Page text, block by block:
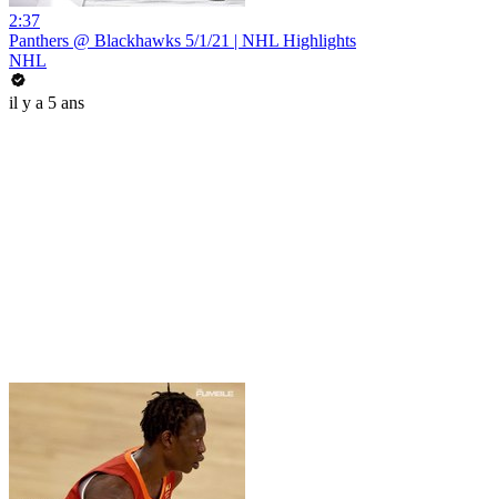
2:37
Panthers @ Blackhawks 5/1/21 | NHL Highlights
NHL
il y a 5 ans